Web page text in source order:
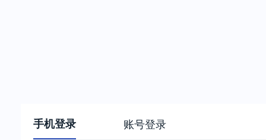
手机登录 账号登录